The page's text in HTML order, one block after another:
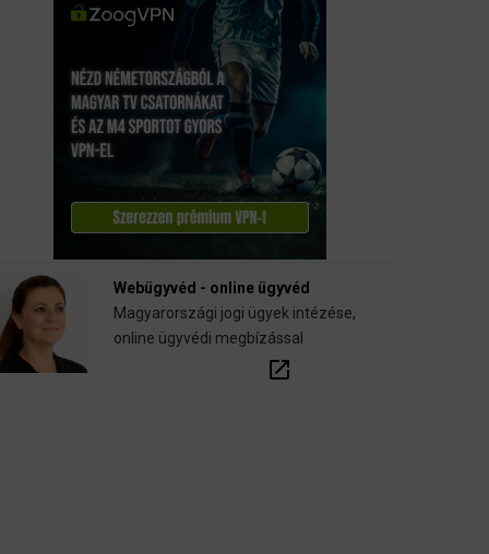
Webügyvéd - online ügyvéd
Magyarországi jogi ügyek intézése,
online ügyvédi megbízással
open_in_new